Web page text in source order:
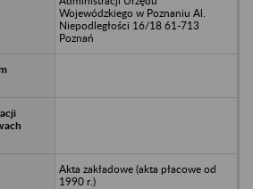
Wojewódzkiego w Poznaniu Al.
Niepodległości 16/18 61-713
Poznań
Akta zakładowe (akta płacowe od
1990 r.)